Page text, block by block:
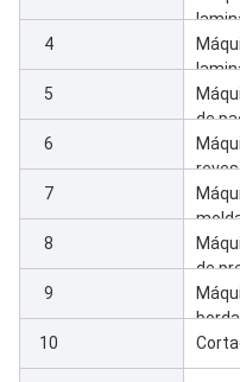
para
4
para
5
de
6
7
para
8
de
9
borda
10